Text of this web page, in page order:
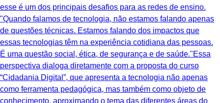
esse é um dos principais desafios para as redes de ensino.
"Quando falamos de tecnologia, não estamos falando apenas
de questões técnicas. Estamos falando dos impactos que
essas tecnologias têm na experiência cotidiana das pessoas.
É uma questão social, ética, de segurança e de saúde."Essa
perspectiva dialoga diretamente com a proposta do curso
“Cidadania Digital”, que apresenta a tecnologia não apenas
como ferramenta pedagógica, mas também como objeto de
conhecimento, aproximando o tema das diferentes áreas do